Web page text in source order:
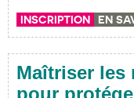
INSCRIPTION EN
Maîtriser les
pour